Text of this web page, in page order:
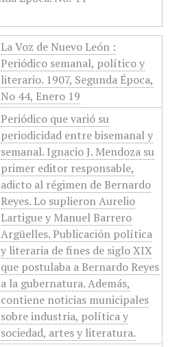
La Voz de Nuevo León :
Periódico semanal, político y
literario. 1907, Segunda Época,
No 44, Enero 19
Periódico que varió su
periodicidad entre bisemanal y
semanal. Ignacio J. Mendoza su
primer editor responsable,
adicto al régimen de Bernardo
Reyes. Lo suplieron Aurelio
Lartigue y Manuel Barrero
Argüelles. Publicación política
y literaria de fines de siglo XIX
que postulaba a Bernardo Reyes
a la gubernatura. Además,
contiene noticias municipales
sobre industria, política y
sociedad, artes y literatura.